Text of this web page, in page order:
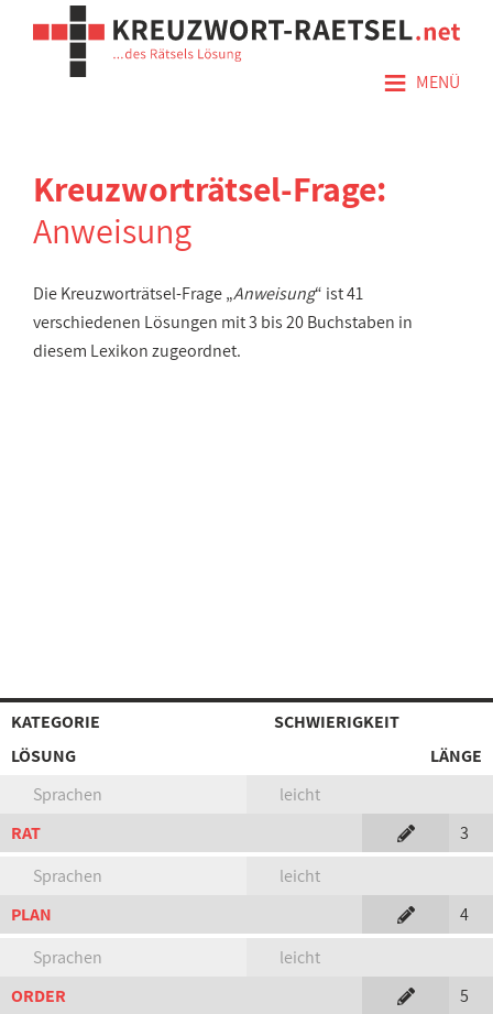
≡ MENÜ
Kreuzworträtsel-Frage:
Anweisung
Die Kreuzworträtsel-Frage „Anweisung“ ist 41
verschiedenen Lösungen mit 3 bis 20 Buchstaben in
diesem Lexikon zugeordnet.
KATEGORIE
SCHWIERIGKEIT
LÖSUNG
LÄNGE
Sprachen
leicht
RAT
3
Sprachen
leicht
PLAN
4
Sprachen
leicht
ORDER
5